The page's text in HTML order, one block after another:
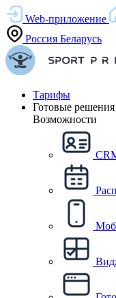
Web-приложение
Россия Беларусь
Тарифы
Готовые решения
Возможности